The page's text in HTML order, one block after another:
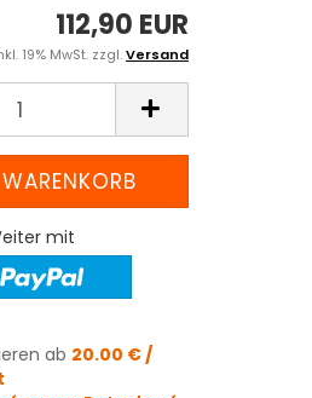
112,90 EUR
19% MwSt. zzgl.Versand
mit
ab 20.00 € /